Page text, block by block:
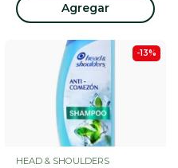
Agregar
-13%
HEAD & SHOULDERS